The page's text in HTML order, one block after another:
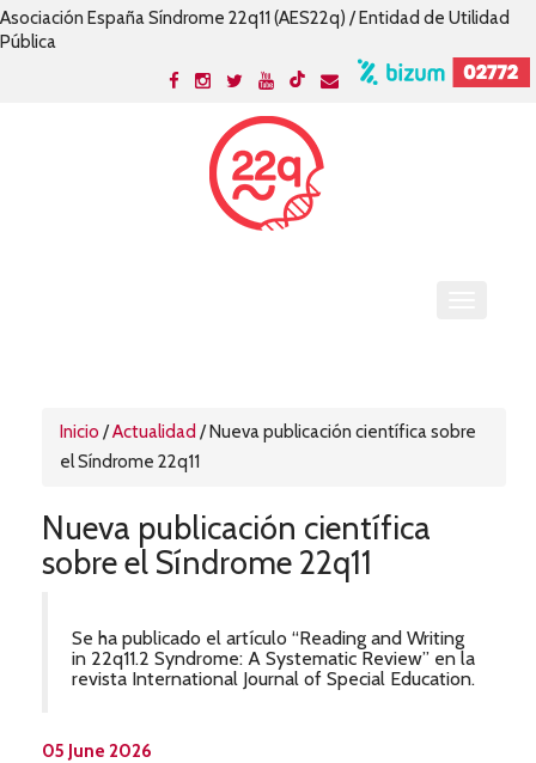
Asociación España Síndrome 22q11 (AES22q) / Entidad de Utilidad
Pública
Inicio /Actualidad /Nueva publicación científica sobre
el Síndrome 22q11
Nueva publicación científica
sobre el Síndrome 22q11
Se ha publicado el artículo “Reading and Writing
in 22q11.2 Syndrome: A Systematic Review” en la
revista International Journal of Special Education.
05 June 2026